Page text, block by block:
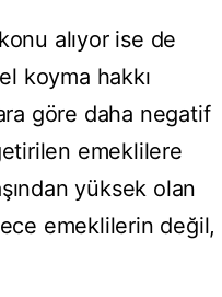
alıyor ise de
koyma hakkı
göre daha negatif
emeklilere
yüksek olan
emeklilerin değil,